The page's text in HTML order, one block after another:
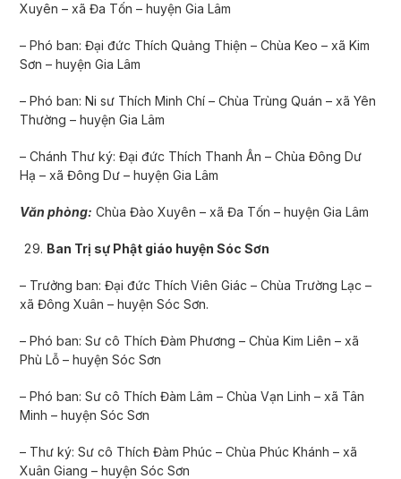
Xuyên – xã Đa Tốn – huyện Gia Lâm
– Phó ban: Đại đức Thích Quảng Thiện – Chùa Keo – xã Kim
Sơn – huyện Gia Lâm
– Phó ban: Ni sư Thích Minh Chí – Chùa Trùng Quán – xã Yên
Thường – huyện Gia Lâm
– Chánh Thư ký: Đại đức Thích Thanh Ân – Chùa Đông Dư
Hạ – xã Đông Dư – huyện Gia Lâm
Văn phòng: Chùa Đào Xuyên – xã Đa Tốn – huyện Gia Lâm
Ban Trị sự Phật giáo huyện Sóc Sơn
– Trưởng ban: Đại đức Thích Viên Giác – Chùa Trường Lạc –
xã Đông Xuân – huyện Sóc Sơn.
– Phó ban: Sư cô Thích Đàm Phương – Chùa Kim Liên – xã
Phù Lỗ – huyện Sóc Sơn
– Phó ban: Sư cô Thích Đàm Lâm – Chùa Vạn Linh – xã Tân
Minh – huyện Sóc Sơn
– Thư ký: Sư cô Thích Đàm Phúc – Chùa Phúc Khánh – xã
Xuân Giang – huyện Sóc Sơn